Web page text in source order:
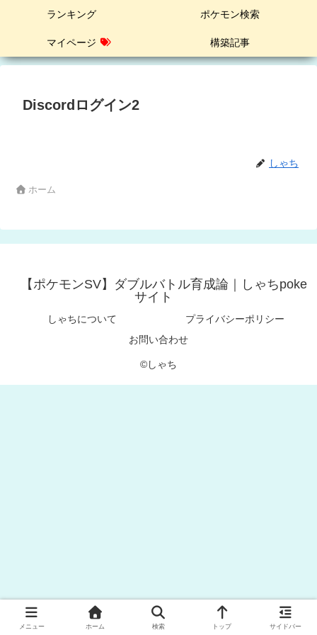
ランキング ポケモン検索
マイページ 構築記事
Discordログイン2
しゃち
ホーム
【ポケモンSV】ダブルバトル育成論｜しゃちpoke
サイト
しゃちについて
プライバシーポリシー
お問い合わせ
©︎しゃち
メニュー ホーム 検索 トップ サイドバー